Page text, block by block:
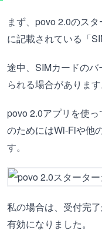
まず、povo 2.0のス
に記載されている「
途中、SIMカードの
られる場合があります
povo 2.0アプリを使
のためにはWi-Fiや他
す。
私の場合は、受付完
有効になりました。